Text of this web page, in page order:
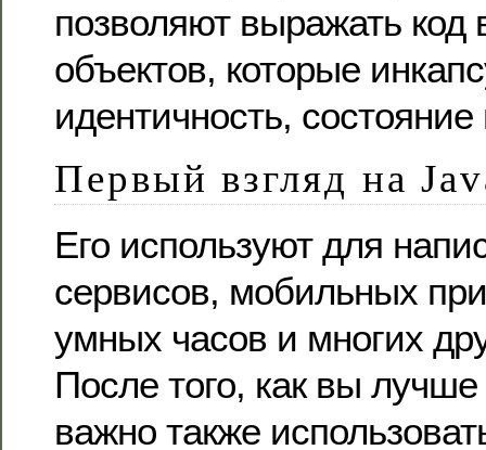
позволяют выражать код
объектов, которые
идентичность,
Первый взгляд на
Его используют для
сервисов, мобильных
умных часов и многих
После того, как вы
важно также